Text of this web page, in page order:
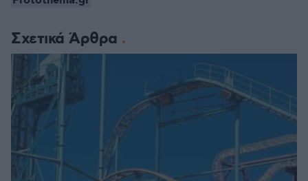
Σχετικά Άρθρα